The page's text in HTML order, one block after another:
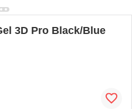
3D Pro Black/Blue